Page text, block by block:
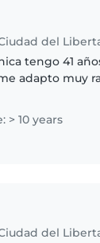
tengo 41
adapto muy
> 10 years